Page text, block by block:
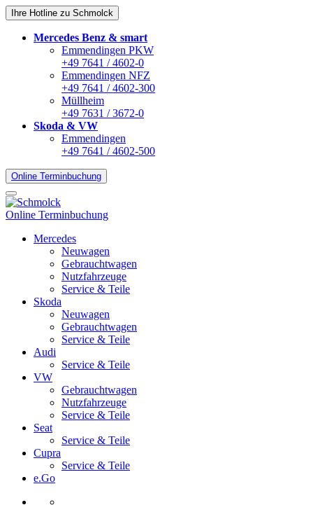
Ihre Hotline zu Schmolck
Mercedes Benz & smart
Emmendingen PKW
+49 7641 / 4602-0
Emmendingen NFZ
+49 7641 / 4602-300
Müllheim
+49 7631 / 3672-0
Skoda & VW
Emmendingen
+49 7641 / 4602-500
Online Terminbuchung
Online Terminbuchung
Mercedes
Neuwagen
Gebrauchtwagen
Nutzfahrzeuge
Service & Teile
Skoda
Neuwagen
Gebrauchtwagen
Service & Teile
Audi
Service & Teile
VW
Gebrauchtwagen
Nutzfahrzeuge
Service & Teile
Seat
Service & Teile
Cupra
Service & Teile
e.Go